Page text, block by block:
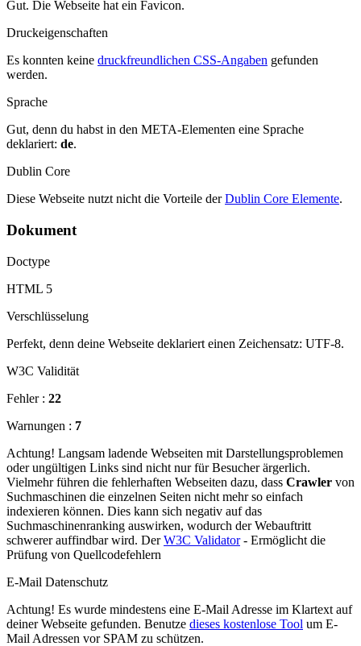
Gut. Die Webseite hat ein Favicon.
Druckeigenschaften
Es konnten keine druckfreundlichen CSS-Angaben gefunden
werden.
Sprache
Gut, denn du habst in den META-Elementen eine Sprache
deklariert: de.
Dublin Core
Diese Webseite nutzt nicht die Vorteile derDublin Core Elemente.
Dokument
Doctype
HTML 5
Verschlüsselung
Perfekt, denn deine Webseite deklariert einen Zeichensatz: UTF-8.
W3C Validität
Fehler : 22
Warnungen : 7
Achtung! Langsam ladende Webseiten mit Darstellungsproblemen
oder ungültigen Links sind nicht nur für Besucher ärgerlich.
Vielmehr führen die fehlerhaften Webseiten dazu, dass Crawler von
Suchmaschinen die einzelnen Seiten nicht mehr so einfach
indexieren können. Dies kann sich negativ auf das
Suchmaschinenranking auswirken, wodurch der Webauftritt
schwerer auffindbar wird. DerW3C Validator- Ermöglicht die
Prüfung von Quellcodefehlern
E-Mail Datenschutz
Achtung! Es wurde mindestens eine E-Mail Adresse im Klartext auf
deiner Webseite gefunden. Benutze dieses kostenlose Tool um E-
Mail Adressen vor SPAM zu schützen.